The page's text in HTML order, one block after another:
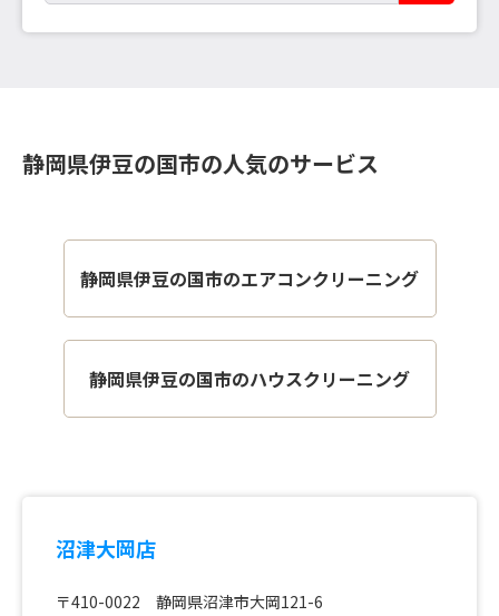
静岡県伊豆の国市の人気のサービス
静岡県伊豆の国市のエアコンクリーニング
静岡県伊豆の国市のハウスクリーニング
沼津大岡店
〒410-0022 静岡県沼津市大岡121-6